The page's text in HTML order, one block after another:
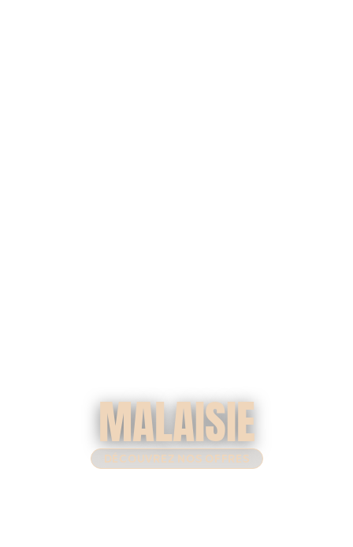
MALAISIE
DÉCOUVREZ NOS OFFRES